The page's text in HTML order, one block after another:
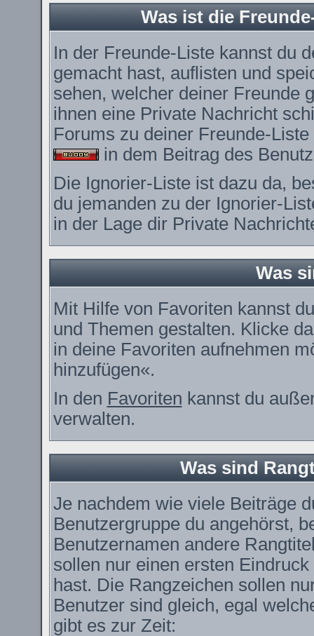
Was ist die
In der Freunde-Liste kannst du
gemacht hast, auflisten und
sehen, welcher deiner Freunde
ihnen eine Private Nachricht
Forums zu deiner Freunde-
in dem Beitrag des
Die Ignorier-Liste ist dazu da,
du jemanden zu der Ignorier-
in der Lage dir Private
Was
Mit Hilfe von Favoriten kannst
und Themen gestalten. Klicke
in deine Favoriten aufnehmen
hinzufügen«.
In den Favoriten kannst du
verwalten.
Was sind
Je nachdem wie viele Beiträge
Benutzergruppe du angehörst,
Benutzernamen andere
sollen nur einen ersten
hast. Die Rangzeichen sollen
Benutzer sind gleich, egal
gibt es zur Zeit: